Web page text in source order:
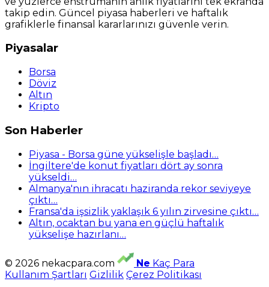
takip edin. Güncel piyasa haberleri ve haftalık
grafiklerle finansal kararlarınızı güvenle verin.
Piyasalar
Borsa
Döviz
Altın
Kripto
Son Haberler
Piyasa - Borsa güne yükselişle başladı…
İngiltere'de konut fiyatları dört ay sonra
yükseldi…
Almanya'nın ihracatı haziranda rekor seviyeye
çıktı…
Fransa'da işsizlik yaklaşık 6 yılın zirvesine çıktı…
Altın, ocaktan bu yana en güçlü haftalık
yükselişe hazırlanı…
© 2026 nekacpara.com Ne Kaç Para
Kullanım Şartları Gizlilik Çerez Politikası